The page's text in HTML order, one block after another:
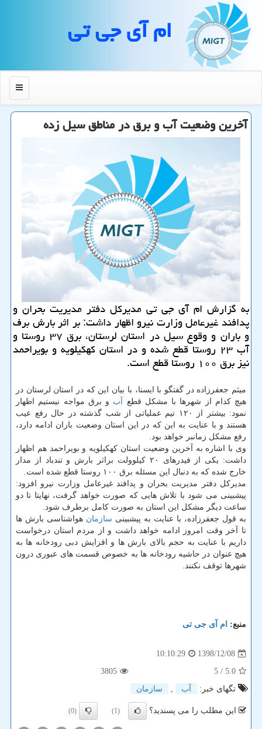
ام آی جی تی
منو
آخرین وضعیت آب و برق در مناطق سیل زده
به گزارش ام آی جی تی مدیركل دفتر مدیریت بحران و
پدافند غیرعامل وزارت نیرو اظهار داشت: بر اثر بارش برف
و باران و وقوع سیل در استان لرستان، برق ۳۷ روستا و
آب ۲۳ روستا قطع شده و در استان كهكیلویه و بویراحمد
نیز برق ۱۰۰ روستا قطع است.
میثم جعفرزاده در گفتگو با ایسنا، با بیان این كه در استان لرستان در
هیچ كدام از شهرها با مشكل قطع آب و برق مواجه نیستیم اظهار
نمود: بیشتر از ۱۲۰ تیم عملیاتی از شب گذشته در حال رفع عیب
هستند و با عنایت به این كه در این استان وضعیت باران ادامه دارد،
رفع مشكل زمانبر خواهد بود.
وی با اشاره به آخرین وضعیت استان كهكیلویه و بویراحمد هم اظهار
داشت: یكی از فیدرهای ۲۰ كیلوولت براثر بارش و تندباد از مدار
خارج شده كه به دنبال این مسئله برق ۱۰۰ روستا قطع شده است.
مدیركل دفتر مدیریت بحران و پدافند غیرعامل وزارت نیرو افزود:
پیشبینی می شود با تلاش هایی كه صورت خواهد گرفت، نهایتا تا دو
ساعت دیگر مشكل این استان به صورت كامل برطرف شود.
به قول جعفرزاده، با عنایت به پیشبینی سازمان هواشناسی بارش ها
تا آخر وقت امروز ادامه خواهد داشت و از مردم استان درخواست
داریم با عنایت به حجم بالای بارش ها و افزایش دبی رودخانه ها به
هیچ عنوان در حاشیه رودخانه ها به خصوص قسمت های عبوری درون
شهرها توقف نكنند.
منبع: ام آی جی تی
1398/12/08
10:10:29
5.0
/ 5
3805
تگهای خبر:
آب , سازمان
این مطلب را می پسندید؟ (1)
(0)